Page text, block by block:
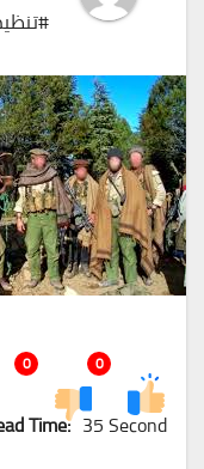
0
0
Time: 35 Second